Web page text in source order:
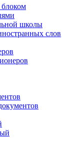
школы
слов